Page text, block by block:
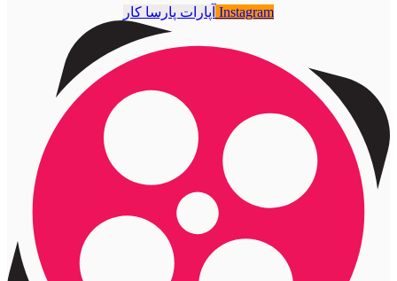
Instagram آپارات پارسا کار